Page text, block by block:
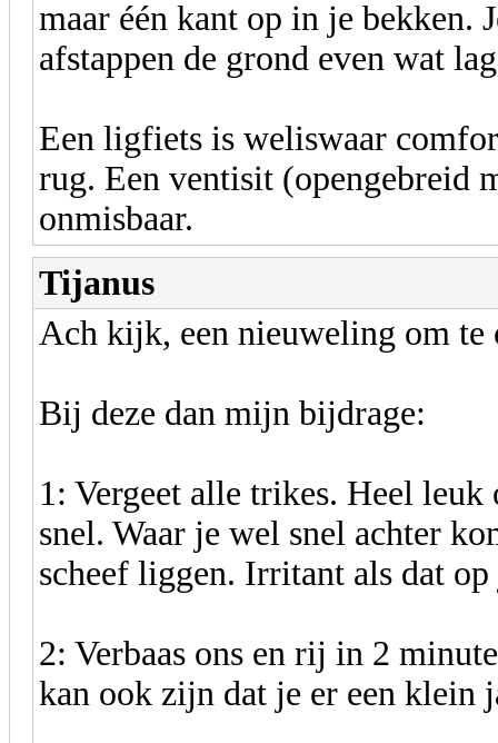
maar één kant op in je
afstappen de grond even wat
Een ligfiets is weliswaar
rug. Een ventisit (opengebreid
onmisbaar.
Tijanus
Ach kijk, een nieuweling om
Bij deze dan mijn bijdrage:
1: Vergeet alle trikes. Heel
snel. Waar je wel snel achter
scheef liggen. Irritant als dat
2: Verbaas ons en rij in 2
kan ook zijn dat je er een klein